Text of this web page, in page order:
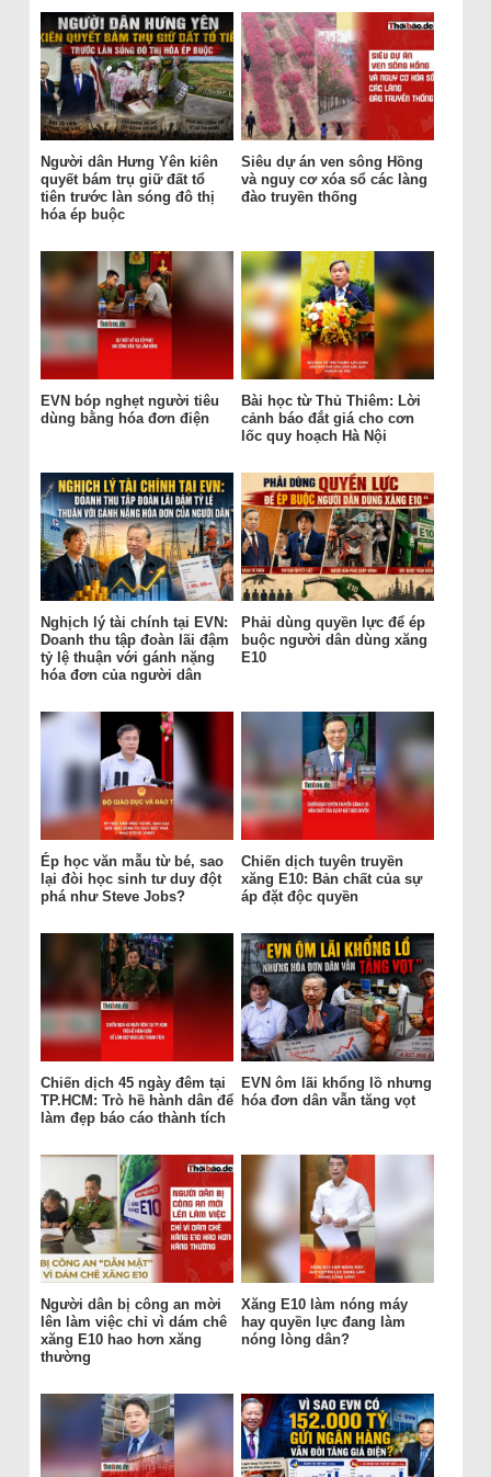
Người dân Hưng Yên kiên
quyết bám trụ giữ đất tổ
tiên trước làn sóng đô thị
hóa ép buộc
Siêu dự án ven sông Hồng
và nguy cơ xóa sổ các làng
đào truyền thống
EVN bóp nghẹt người tiêu
dùng bằng hóa đơn điện
Bài học từ Thủ Thiêm: Lời
cảnh báo đắt giá cho cơn
lốc quy hoạch Hà Nội
Nghịch lý tài chính tại EVN:
Doanh thu tập đoàn lãi đậm
tỷ lệ thuận với gánh nặng
hóa đơn của người dân
Phải dùng quyền lực để ép
buộc người dân dùng xăng
E10
Ép học văn mẫu từ bé, sao
lại đòi học sinh tư duy đột
phá như Steve Jobs?
Chiến dịch tuyên truyền
xăng E10: Bản chất của sự
áp đặt độc quyền
Chiến dịch 45 ngày đêm tại
TP.HCM: Trò hề hành dân để
làm đẹp báo cáo thành tích
EVN ôm lãi khổng lồ nhưng
hóa đơn dân vẫn tăng vọt
Người dân bị công an mời
lên làm việc chỉ vì dám chê
xăng E10 hao hơn xăng
thường
Xăng E10 làm nóng máy
hay quyền lực đang làm
nóng lòng dân?